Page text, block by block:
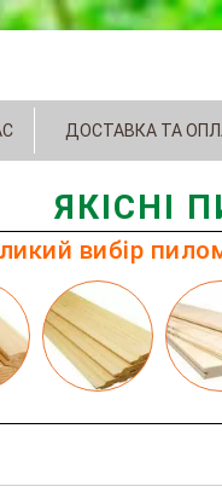
ДОСТАВКА ТА
ЯКІСНІ
вибір